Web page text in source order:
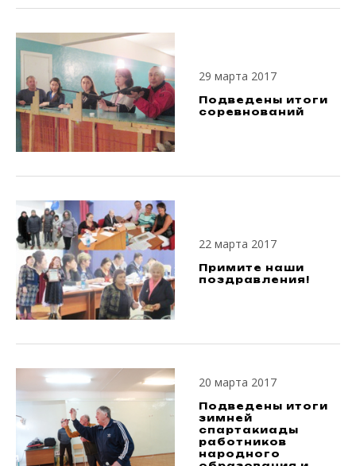
29 марта 2017
Подведены итоги
соревнований
22 марта 2017
Примите наши
поздравления!
20 марта 2017
Подведены итоги
зимней
спартакиады
работников
народного